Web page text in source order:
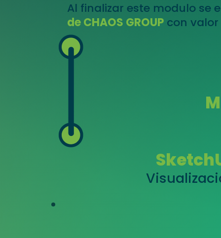
Al finalizar este modulo se
de CHAOS GROUP con